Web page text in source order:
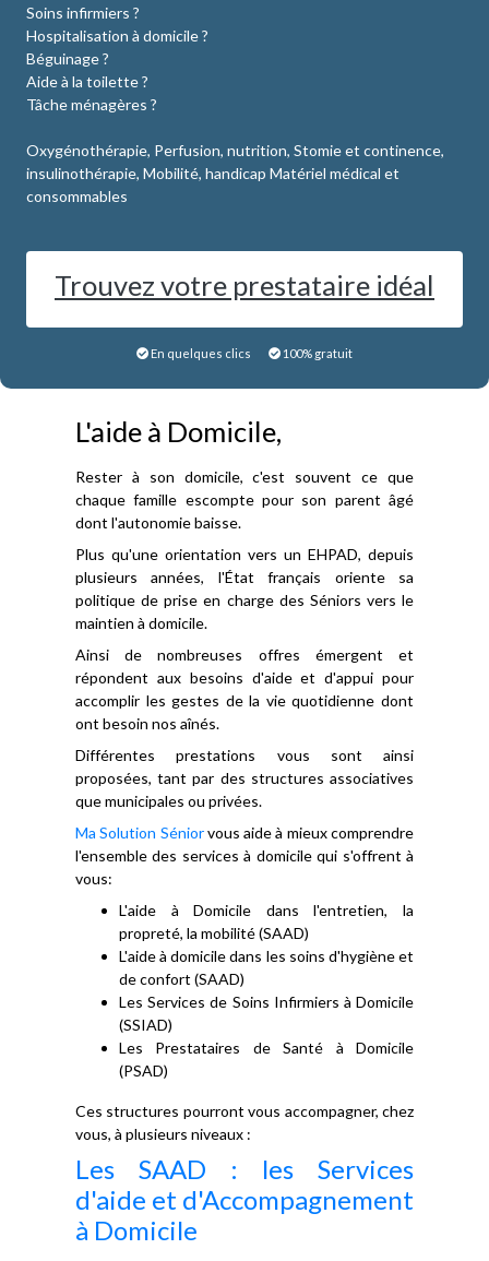
Soins infirmiers ?
Hospitalisation à domicile ?
Béguinage ?
Aide à la toilette ?
Tâche ménagères ?
Oxygénothérapie, Perfusion, nutrition, Stomie et continence,
insulinothérapie, Mobilité, handicap Matériel médical et
consommables
Trouvez votre prestataire idéal
En quelques clics 100% gratuit
L'aide à Domicile,
Rester à son domicile, c'est souvent ce que
chaque famille escompte pour son parent âgé
dont l'autonomie baisse.
Plus qu'une orientation vers un EHPAD, depuis
plusieurs années, l'État français oriente sa
politique de prise en charge des Séniors vers le
maintien à domicile.
Ainsi de nombreuses offres émergent et
répondent aux besoins d'aide et d'appui pour
accomplir les gestes de la vie quotidienne dont
ont besoin nos aînés.
Différentes prestations vous sont ainsi
proposées, tant par des structures associatives
que municipales ou privées.
Ma Solution Séniorvous aide à mieux comprendre
l'ensemble des services à domicile qui s'offrent à
vous:
L'aide à Domicile dans l'entretien, la
propreté, la mobilité (SAAD)
L'aide à domicile dans les soins d'hygiène et
de confort (SAAD)
Les Services de Soins Infirmiers à Domicile
(SSIAD)
Les Prestataires de Santé à Domicile
(PSAD)
Ces structures pourront vous accompagner, chez
vous, à plusieurs niveaux :
Les SAAD : les Services
d'aide et d'Accompagnement
à Domicile